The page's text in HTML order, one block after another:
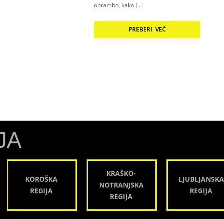
obrambo, kako […]
PREBERI VEČ
KOROŠKA
REGIJA
KRAŠKO-
NOTRANJSKA
REGIJA
LJUBLJANSKA
REGIJA